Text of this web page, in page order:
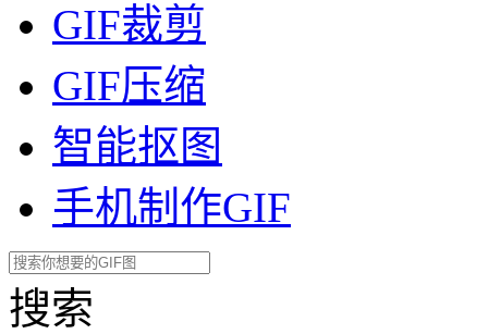
GIF裁剪
GIF压缩
智能抠图
手机制作GIF
搜索